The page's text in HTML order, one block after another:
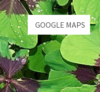
GOOGLE MAPS